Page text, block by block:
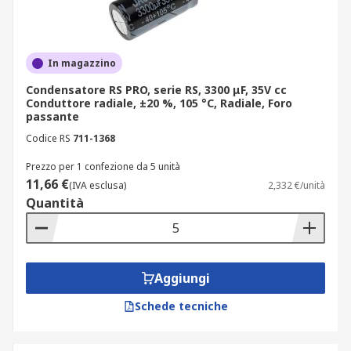
richiedono elevata durata;
condensatori ibridi: combinano elettrolita
liquido e polimero solido, adatti a chi cerca
bassa ESR insieme a bassa corrente di
dispersione;
condensatori con montaggio radiale, assiale,
a innesto o SMD: compatibili con diverse
l'integrazione su qualsiasi layout.
I condensatori elettrolitici RS coprono così ogni
esigenza progettuale, dal singolo componente
alla gamma completa dicondensatori
disponibile a catalogo.
Impieghi pratici in elettronica,
In magazzino
Condensatore RS PRO, serie RS, 3300 μF, 35V cc
Conduttore radiale, ±20 %, 105 °C, Radiale, Foro
passante
Codice RS 711-1368
Prezzo per 1 confezione da 5 unità
11,66 €(IVA esclusa) 2,332 €/unità
Quantità
Aggiungi
Schede tecniche